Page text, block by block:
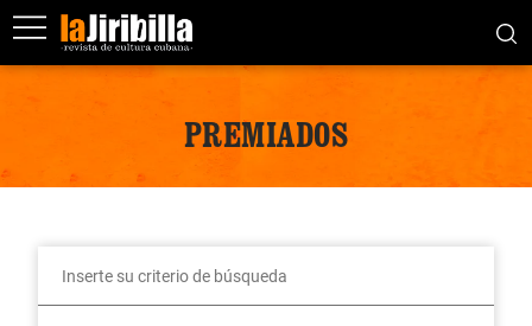
PREMIADOS